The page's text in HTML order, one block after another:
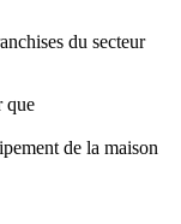
du secteur
que
de la maison